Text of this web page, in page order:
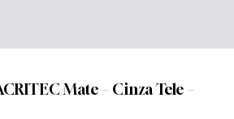
Mate – Cinza Tele –